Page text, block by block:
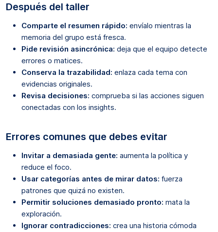
Después del taller
Comparte el resumen rápido: envíalo mientras la
memoria del grupo está fresca.
Pide revisión asincrónica: deja que el equipo detecte
errores o matices.
Conserva la trazabilidad: enlaza cada tema con
evidencias originales.
Revisa decisiones: comprueba si las acciones siguen
conectadas con los insights.
Errores comunes que debes evitar
Invitar a demasiada gente: aumenta la política y
reduce el foco.
Usar categorías antes de mirar datos: fuerza
patrones que quizá no existen.
Permitir soluciones demasiado pronto: mata la
exploración.
Ignorar contradicciones: crea una historia cómoda